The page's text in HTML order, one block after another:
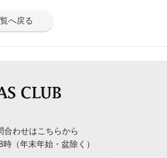
へ戻る
合わせはこちらから
（年末年始・盆除く）